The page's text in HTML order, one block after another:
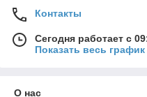
Контакты
Сегодня работает с
Показать весь
О нас